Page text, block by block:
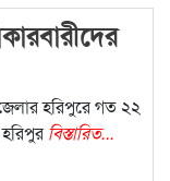
হরিপুরে গত ২২
বিস্তারিত...